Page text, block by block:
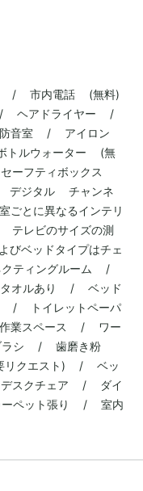
市内電話 (無料)
ヘアドライヤー /
音室 / アイロン
ルウォーター (無
ティボックス
デジタル チャンネ
とに異なるインテリ
ビのサイズの測
ッドタイプはチェ
ティングルーム /
オルあり / ベッド
トイレットペーパ
業スペース / ワー
ラシ / 歯磨き粉
リクエスト) / ベッ
スクチェア / ダイ
ーペット張り / 室内